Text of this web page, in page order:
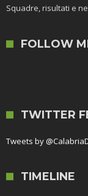
Squadre, risultati e
FOLLOW
TWITTER
Tweets by
TIMELINE